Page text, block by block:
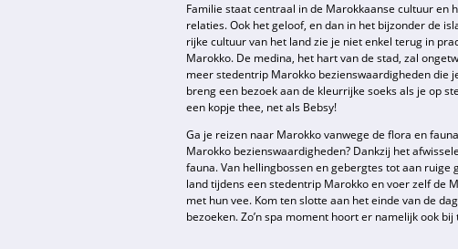
Familie staat centraal in de Marokkaanse cultuur en
relaties. Ook het geloof, en dan in het bijzonder de
rijke cultuur van het land zie je niet enkel terug in
Marokko. De medina, het hart van de stad, zal
meer stedentrip Marokko bezienswaardigheden die
breng een bezoek aan de kleurrijke soeks als je op
een kopje thee, net als Bebsy!
Ga je reizen naar Marokko vanwege de flora en
Marokko bezienswaardigheden? Dankzij het
fauna. Van hellingbossen en gebergtes tot aan
land tijdens een stedentrip Marokko en voer zelf de
met hun vee. Kom ten slotte aan het einde van de
bezoeken. Zo’n spa moment hoort er namelijk ook